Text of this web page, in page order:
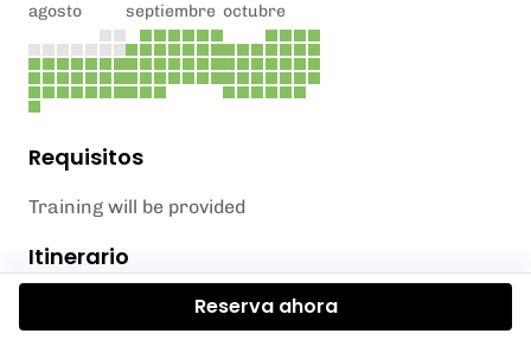
Requisitos
Training will be provided
Itinerario
agosto septiembre octubre
Reserva ahora